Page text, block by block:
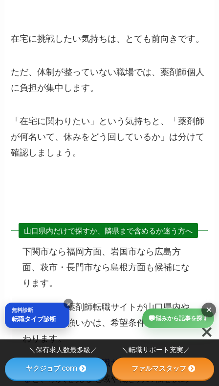
在宅に挑戦したい気持ちは、とても前向きです。
ただ、体制が整っていない職場では、薬剤師個人
に負担が集中します。
「在宅に関わりたい」という気持ちと、「薬剤師
が何名いて、休みをどう回しているか」は分けて
確認しましょう。
山口県内だけで探すか、隣県まで含めるか迷う方へ
下関市なら福岡方面、岩国市なら広島方
面、萩市・長門市なら島根方面も候補にな
ります。
ただ、どの薬剤師転職サイトが山口県内や
隣県求人に強いかは、希望条件によって変
わります。
自分に合う薬剤師転職サイトを先に確認す
ると、求人を見る地域や働き方の軸を決め
💬悩みから記事を探す
×
×
無料診断
転職タイプ診断
＼保有求人数最多級／ ＼転職サポート充実／
ヤクジョブ.com ファルマスタッフ